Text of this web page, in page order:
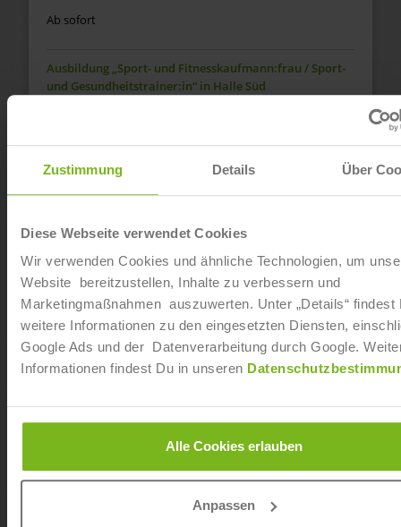
Zustimmung Details Über
Diese Webseite verwendet Cookies
Wir verwenden Cookies und ähnliche Technologien, um
Website bereitzustellen, Inhalte zu verbessern und
Marketingmaßnahmen auszuwerten. Unter „Details“ findest
weitere Informationen zu den eingesetzten Diensten,
Google Ads und der Datenverarbeitung durch Google.
Informationen findest Du in unseren
Alle Cookies erlauben
Anpassen
Ab sofort
Ausbildung „Sport- und Fitnesskaufmann:frau / Sport-
und Gesundheitstrainer:in“ in Halle Süd
Dualer Bachelor of Arts „Fitnesswissenschaft und
Fitnessökonomie“ in Hamburg Bramfeld
Dualer Bachelor of Arts „Fitnesswissenschaft und
Fitnessökonomie“ in Hamburg Barmbek
Ab sofort
Ausbildung „Sport- und Fitnesskaufmann:frau / Sport-
und Gesundheitstrainer:in“ in Schwerte
Dualer Bachelor of Arts „Fitnesswissenschaft und
Fitnessökonomie“ in Iserlohn